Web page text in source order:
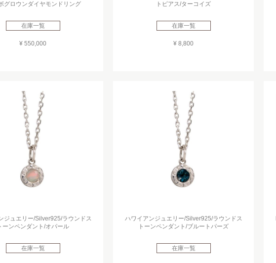
グロウンダイヤモンドリング
在庫一覧
¥ 550,000
トピアス/ターコイズ
在庫一覧
¥ 8,800
ジュエリー/Silver925/ラウンドス
ーンペンダント/オパール
在庫一覧
ハワイアンジュエリー/Silver925/ラウンドス
トーンペンダント/ブルートパーズ
在庫一覧